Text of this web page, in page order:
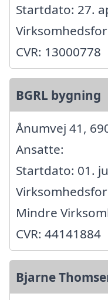
Startdato: 27.
CVR: 13000778
BGRL bygning
Ånumvej 41,
Ansatte:
Startdato: 01.
Mindre
CVR: 44141884
Bjarne